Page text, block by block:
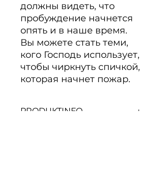
должны видеть, что
пробуждение начнется
опять и в наше время.
Вы можете стать теми,
кого Господь использует,
чтобы чиркнуть спичкой,
которая начнет пожар.
PRODUKTINFO